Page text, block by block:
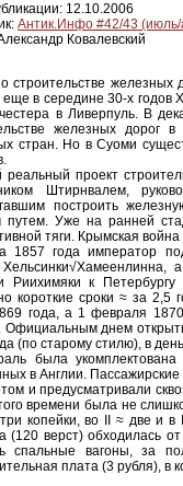
12.10.2006
Антик.Инфо #42/43 (июль/
Ковалевский
строительстве железных
в середине 30-х годов
в Ливерпуль. В
железных дорог
стран. Но в Суоми
реальный проект
Штирнвалем,
построить
путем. Уже на ранней
тяги. Крымская
1857 года император
Риихимяки к
короткие сроки ≈ за
года, а 1 февраля 1870
Официальным днем
(по старому стилю), в
была
в Англии.
и предусматривали
времени была не
копейки, во II ≈ две и
(120 верст) обходилась
спальные вагоны, за
плата (3 рубля), в